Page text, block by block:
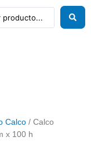
Calco / Calco
x 100 h